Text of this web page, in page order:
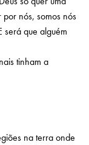
nós, somos nós
será que alguém
tinham a
na terra onde